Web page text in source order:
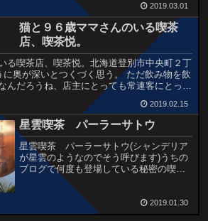
2019.03.01
猫と９６歳ママさんのいる喫茶
店、喫茶悦。
る喫茶店、喫茶悦。北海道登別市中央町２丁
奥が深いとつくづく思う。 ただ飲み物を飲
んだろうね、店主にとっても常連客にとって
本の喫茶店は・・・日本人に...
2019.02.15
星雲喫茶 パーラーサトウ
星雲喫茶 パーラーサトウ(シャンデリア
が星雲のようなのでそう呼びます)うちの
ブログで何度も登場している秘密の喫茶
です。問い合わせがとても多い喫茶店で
すが、ここを探したときの感動を大きく
するために、まだ公開していません。と
はいえ、今までの画像...
2019.01.30